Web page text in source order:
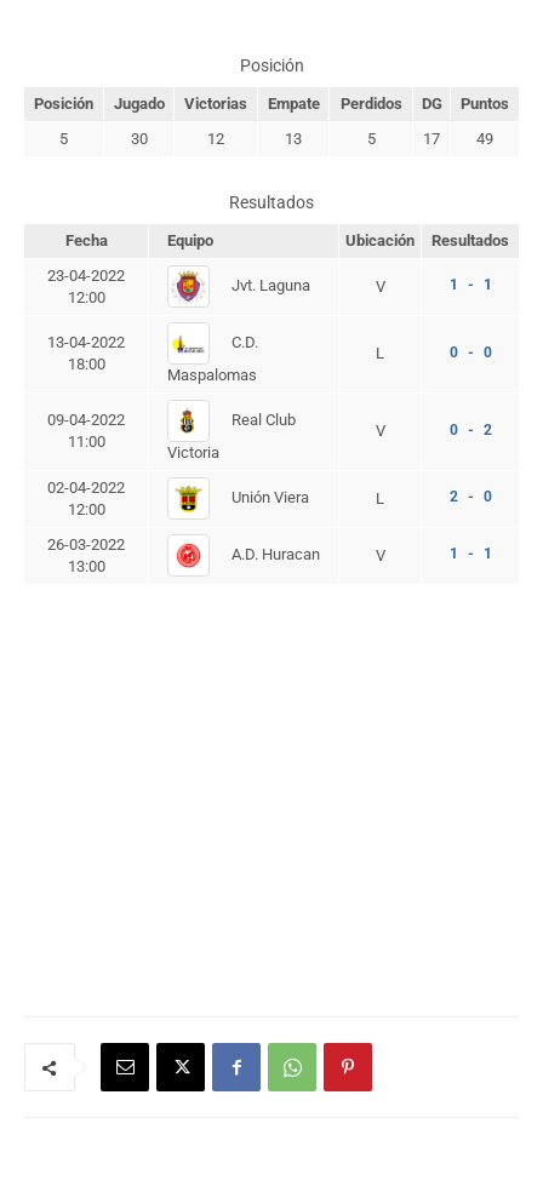
Posición
Posición Jugado Victorias Empate Perdidos DG
Puntos
5
30 12 13 5 17 49
Resultados
Fecha Equipo Ubicación
Resultados
23-04-2022
12:00
Jvt. Laguna V 1 - 1
13-04-2022
18:00
C.D.
Maspalomas
L 0 - 0
09-04-2022
11:00
Real Club
Victoria
V 0 - 2
02-04-2022
12:00
Unión Viera L 2 - 0
26-03-2022
13:00
A.D. Huracan V 1 - 1